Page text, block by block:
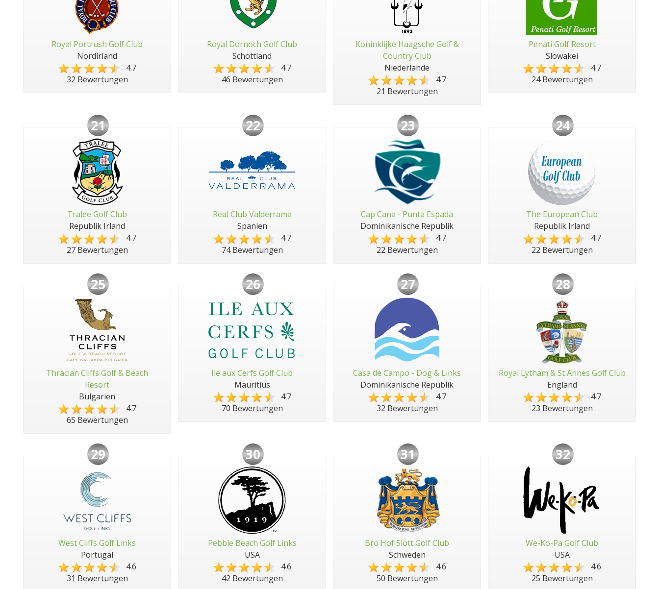
Royal Portrush Golf Club
Nordirland
4.7
32 Bewertungen
Royal Dornoch Golf Club
Schottland
4.7
46 Bewertungen
Koninklijke Haagsche Golf &
Country Club
Niederlande
4.7
21 Bewertungen
Penati Golf Resort
Slowakei
4.7
24 Bewertungen
21
Tralee Golf Club
Republik Irland
4.7
27 Bewertungen
22
Real Club Valderrama
Spanien
4.7
74 Bewertungen
23
Cap Cana - Punta Espada
Dominikanische Republik
4.7
22 Bewertungen
24
The European Club
Republik Irland
4.7
22 Bewertungen
25
Thracian Cliffs Golf & Beach
Resort
Bulgarien
4.7
65 Bewertungen
26
Ile aux Cerfs Golf Club
Mauritius
4.7
70 Bewertungen
27
Casa de Campo - Dog & Links
Dominikanische Republik
4.7
32 Bewertungen
28
Royal Lytham & St Annes Golf Club
England
4.7
23 Bewertungen
29
West Cliffs Golf Links
Portugal
4.6
31 Bewertungen
30
Pebble Beach Golf Links
USA
4.6
42 Bewertungen
31
Bro Hof Slott Golf Club
Schweden
4.6
50 Bewertungen
32
We-Ko-Pa Golf Club
USA
4.6
25 Bewertungen